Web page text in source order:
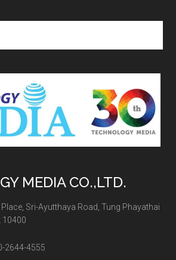
MEDIA CO.,LTD.
Sri-Ayutthaya Road, Tung Phayathai
10400
2644-4555